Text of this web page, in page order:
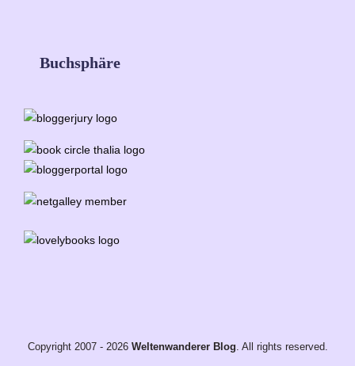
Buchsphäre
Copyright 2007 - 2026 Weltenwanderer Blog. All rights reserved.